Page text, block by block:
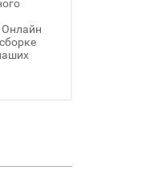
Онлайн